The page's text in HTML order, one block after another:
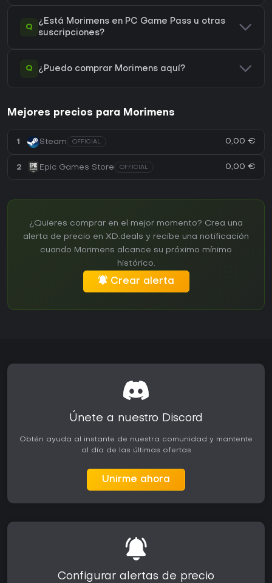
Q
¿Está Morimens en PC Game Pass u otras
suscripciones?
Q ¿Puedo comprar Morimens aquí?
Mejores precios para Morimens
1 Steam OFFICIAL 0,00 €
2 Epic Games Store OFFICIAL 0,00 €
¿Quieres comprar en el mejor momento? Crea una
alerta de precio en XD.deals y recibe una notificación
cuando Morimens alcance su próximo mínimo
histórico.
Crear alerta
Únete a nuestro Discord
Obtén ayuda al instante de nuestra comunidad y mantente
al día de las últimas ofertas
Unirme ahora
Configurar alertas de precio